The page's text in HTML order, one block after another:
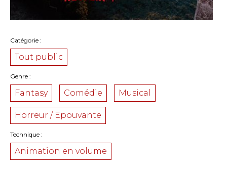
Catégorie
Tout public
Genre
Fantasy Comédie Musical
Horreur / Epouvante
Technique
Animation en volume